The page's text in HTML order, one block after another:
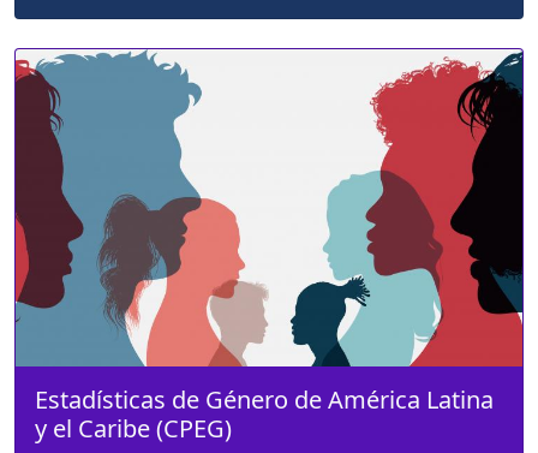
Estadísticas de Género de América Latina
y el Caribe (CPEG)